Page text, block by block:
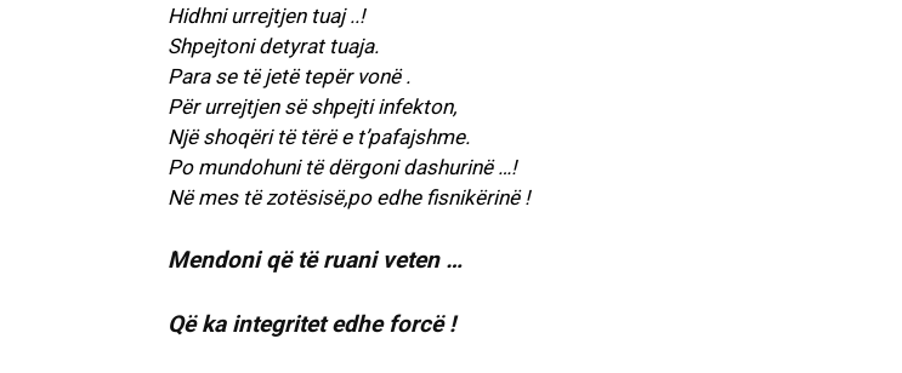
Hidhni urrejtjen tuaj ..!
Shpejtoni detyrat tuaja.
Para se të jetë tepër vonë .
Për urrejtjen së shpejti infekton,
Një shoqëri të tërë e t’pafajshme.
Po mundohuni të dërgoni dashurinë …!
Në mes të zotësisë,po edhe fisnikërinë !
Mendoni që të ruani veten …
Që ka integritet edhe forcë !